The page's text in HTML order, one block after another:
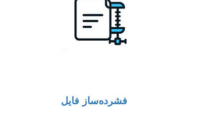
فشرده‌ساز فایل